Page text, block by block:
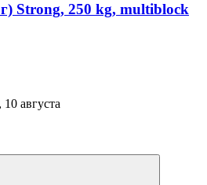
Strong, 250 kg, multiblock
августа